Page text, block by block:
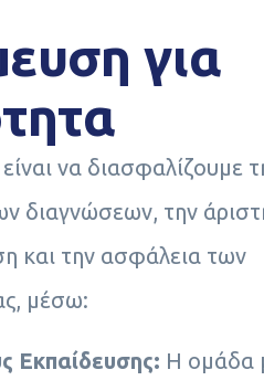
για
να διασφαλίζουμε
διαγνώσεων, την
και την ασφάλεια των
μέσω:
Εκπαίδευσης: Η ομάδα